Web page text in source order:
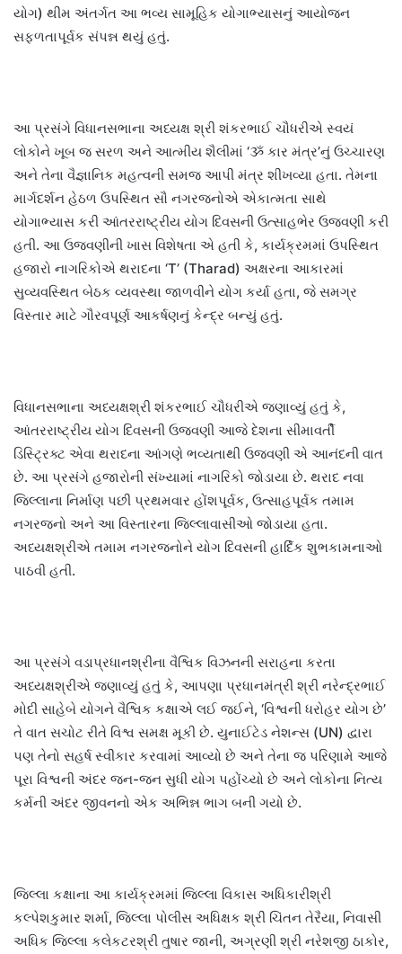
યોગ) થીમ અંતર્ગત આ ભવ્ય સામૂહિક યોગાભ્યાસનું આયોજન
સફળતાપૂર્વક સંપન્ન થયું હતું.
આ પ્રસંગે વિધાનસભાના અધ્યક્ષ શ્રી શંકરભાઈ ચૌધરીએ સ્વયં
લોકોને ખૂબ જ સરળ અને આત્મીય શૈલીમાં ‘ૐ કાર મંત્ર’નું ઉચ્ચારણ
અને તેના વૈજ્ઞાનિક મહત્વની સમજ આપી મંત્ર શીખવ્યા હતા. તેમના
માર્ગદર્શન હેઠળ ઉપસ્થિત સૌ નગરજનોએ એકાત્મતા સાથે
યોગાભ્યાસ કરી આંતરરાષ્ટ્રીય યોગ દિવસની ઉત્સાહભેર ઉજવણી કરી
હતી. આ ઉજવણીની ખાસ વિશેષતા એ હતી કે, કાર્યક્રમમાં ઉપસ્થિત
હજારો નાગરિકોએ થરાદના ‘T’ (Tharad) અક્ષરના આકારમાં
સુવ્યવસ્થિત બેઠક વ્યવસ્થા જાળવીને યોગ કર્યા હતા, જે સમગ્ર
વિસ્તાર માટે ગૌરવપૂર્ણ આકર્ષણનું કેન્દ્ર બન્યું હતું.
વિધાનસભાના અધ્યક્ષશ્રી શંકરભાઈ ચૌધરીએ જણાવ્યું હતું કે,
આંતરરાષ્ટ્રીય યોગ દિવસની ઉજવણી આજે દેશના સીમાવર્તી
ડિસ્ટ્રિક્ટ એવા થરાદના આંગણે ભવ્યતાથી ઉજવણી એ આનંદની વાત
છે. આ પ્રસંગે હજારોની સંખ્યામાં નાગરિકો જોડાયા છે. થરાદ નવા
જિલ્લાના નિર્માણ પછી પ્રથમવાર હોંશપૂર્વક, ઉત્સાહપૂર્વક તમામ
નગરજનો અને આ વિસ્તારના જિલ્લાવાસીઓ જોડાયા હતા.
અધ્યક્ષશ્રીએ તમામ નગરજનોને યોગ દિવસની હાર્દિક શુભકામનાઓ
પાઠવી હતી.
આ પ્રસંગે વડાપ્રધાનશ્રીના વૈશ્વિક વિઝનની સરાહના કરતા
અધ્યક્ષશ્રીએ જણાવ્યું હતું કે, આપણા પ્રધાનમંત્રી શ્રી નરેન્દ્રભાઈ
મોદી સાહેબે યોગને વૈશ્વિક કક્ષાએ લઈ જઈને, ‘વિશ્વની ધરોહર યોગ છે’
તે વાત સચોટ રીતે વિશ્વ સમક્ષ મૂકી છે. યુનાઈટેડ નેશન્સ (UN) દ્વારા
પણ તેનો સહર્ષ સ્વીકાર કરવામાં આવ્યો છે અને તેના જ પરિણામે આજે
પૂરા વિશ્વની અંદર જન-જન સુધી યોગ પહોંચ્યો છે અને લોકોના નિત્ય
કર્મની અંદર જીવનનો એક અભિન્ન ભાગ બની ગયો છે.
જિલ્લા કક્ષાના આ કાર્યક્રમમાં જિલ્લા વિકાસ અધિકારીશ્રી
કલ્પેશકુમાર શર્મા, જિલ્લા પોલીસ અધિક્ષક શ્રી ચિંતન તેરૈયા, નિવાસી
અધિક જિલ્લા કલેકટરશ્રી તુષાર જાની, અગ્રણી શ્રી નરેશજી ઠાકોર,